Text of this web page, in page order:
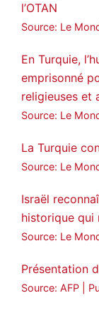
l’OTAN
Source: Le
En Turquie,
emprisonné
religieuses et
Source: Le
La Turquie
Source: Le
Israël
historique qui
Source: Le
Présentation
Source: AFP